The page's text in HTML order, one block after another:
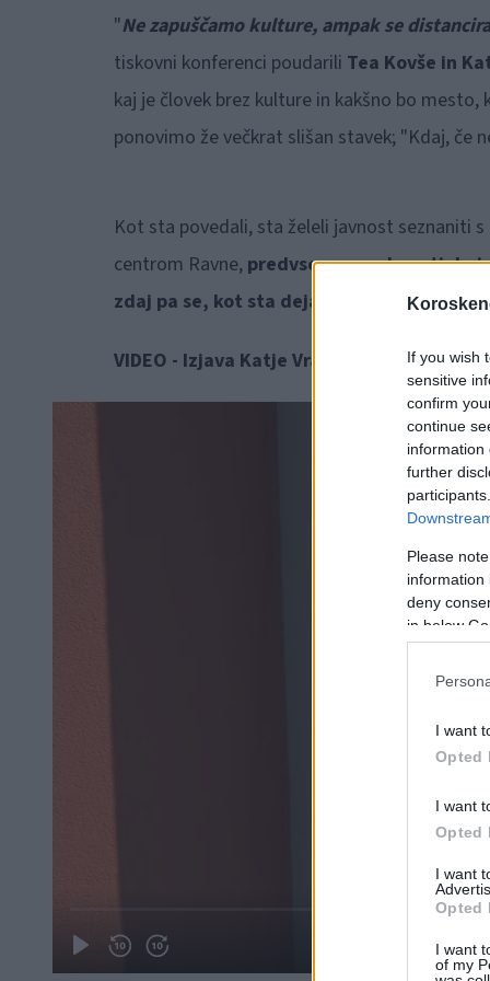
If you wish
sensitive
confirm
continue
information
further
Please
information
deny
in below
I want
Opted
I want
Opted
I want
Opted
I want
of my
"Ne zapuščamo kulture, ampak se
tiskovni konferenci poudarili Tea Kovše in
kaj je človek brez kulture in kakšno bo
ponovimo že večkrat slišan stavek; "Kdaj, če
Kot sta povedali, sta želeli javnost seznaniti
centrom Ravne, predvsem pa pokazati, kaj
zdaj pa se, kot sta dejali, ne bo.
VIDEO - Izjava Katje Vravnik (Gledališče